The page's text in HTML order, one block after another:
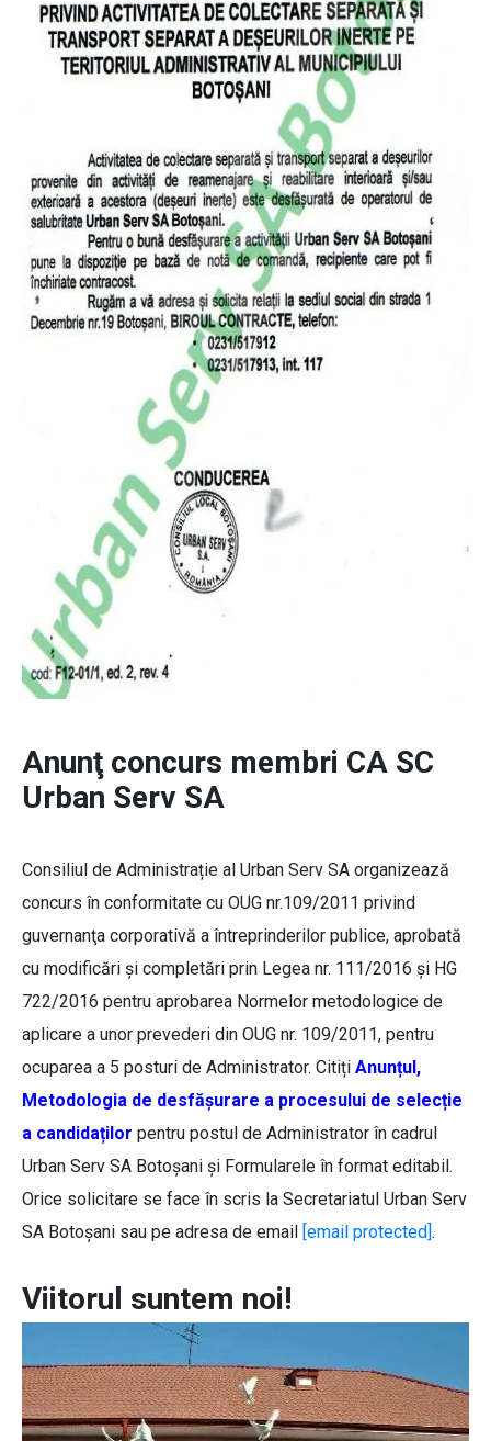
Anunţ concurs membri CA SC
Urban Serv SA
Consiliul de Administrație al Urban Serv SA organizează
concurs în conformitate cu OUG nr.109/2011 privind
guvernanţa corporativă a întreprinderilor publice, aprobată
cu modificări şi completări prin Legea nr. 111/2016 și HG
722/2016 pentru aprobarea Normelor metodologice de
aplicare a unor prevederi din OUG nr. 109/2011, pentru
ocuparea a 5 posturi de Administrator. Citiți Anunțul,
Metodologia de desfășurare a procesului de selecție
a candidaților pentru postul de Administrator în cadrul
Urban Serv SA Botoșani și Formularele în format editabil.
Orice solicitare se face în scris la Secretariatul Urban Serv
SA Botoșani sau pe adresa de email [email protected].
Viitorul suntem noi!